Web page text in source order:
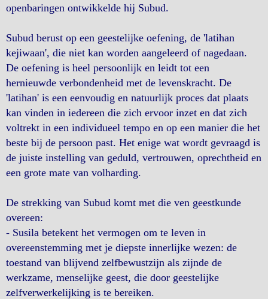
openbaringen ontwikkelde hij Subud.
Subud berust op een geestelijke oefening, de 'latihan
kejiwaan', die niet kan worden aangeleerd of nagedaan.
De oefening is heel persoonlijk en leidt tot een
hernieuwde verbondenheid met de levenskracht. De
'latihan' is een eenvoudig en natuurlijk proces dat plaats
kan vinden in iedereen die zich ervoor inzet en dat zich
voltrekt in een individueel tempo en op een manier die het
beste bij de persoon past. Het enige wat wordt gevraagd is
de juiste instelling van geduld, vertrouwen, oprechtheid en
een grote mate van volharding.
De strekking van Subud komt met die ven geestkunde
overeen:
- Susila betekent het vermogen om te leven in
overeenstemming met je diepste innerlijke wezen: de
toestand van blijvend zelfbewustzijn als zijnde de
werkzame, menselijke geest, die door geestelijke
zelfverwerkelijking is te bereiken.